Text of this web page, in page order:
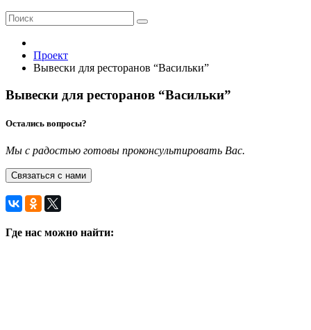
Проект
Вывески для ресторанов “Васильки”
Вывески для ресторанов “Васильки”
Остались вопросы?
Мы с радостью готовы проконсультировать Вас.
Связаться с нами
Где нас можно найти: